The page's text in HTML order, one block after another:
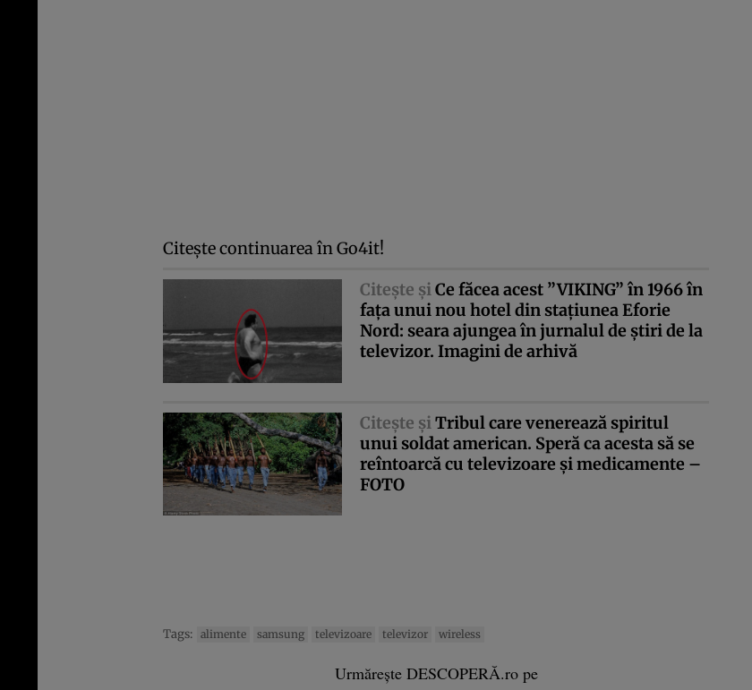
Citeşte continuarea înGo4it!
Citeşte şiCe făcea acest ”VIKING” în 1966 în
faţa unui nou hotel din staţiunea Eforie
Nord: seara ajungea în jurnalul de ştiri de la
televizor. Imagini de arhivă
Citeşte şiTribul care venerează spiritul
unui soldat american. Speră ca acesta să se
reîntoarcă cu televizoare şi medicamente –
FOTO
Tags: alimente samsung televizoare televizor wireless
Urmărește DESCOPERĂ.ro pe